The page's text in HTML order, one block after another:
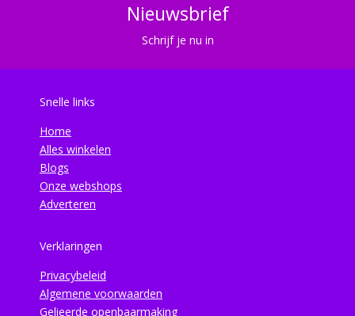
Nieuwsbrief
Schrijf je nu in
Snelle links
Home
Alles winkelen
Blogs
Onze webshops
Adverteren
Verklaringen
Privacybeleid
Algemene voorwaarden
Gelieerde openbaarmaking